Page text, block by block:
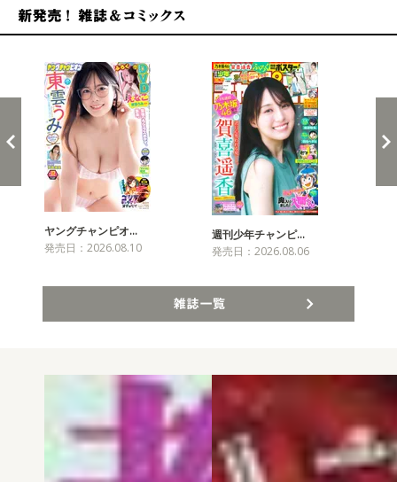
ヤングチャンピオ…
発売日：2026.08.10
週刊少年チャンピ…
発売日：2026.08.06